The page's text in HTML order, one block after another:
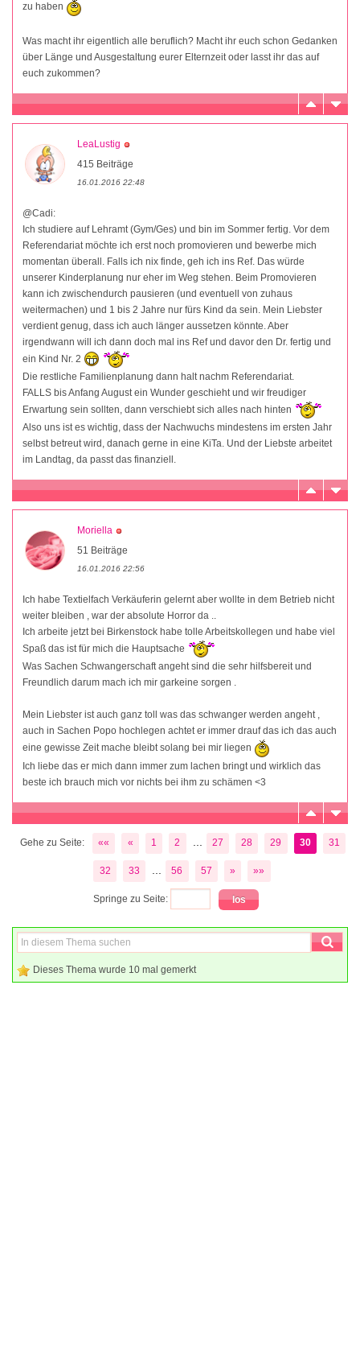
zu haben
Was macht ihr eigentlich alle beruflich? Macht ihr euch schon Gedanken
über Länge und Ausgestaltung eurer Elternzeit oder lasst ihr das auf
euch zukommen?
LeaLustig
415 Beiträge
16.01.2016 22:48
@Cadi:
Ich studiere auf Lehramt (Gym/Ges) und bin im Sommer fertig. Vor dem
Referendariat möchte ich erst noch promovieren und bewerbe mich
momentan überall. Falls ich nix finde, geh ich ins Ref. Das würde
unserer Kinderplanung nur eher im Weg stehen. Beim Promovieren
kann ich zwischendurch pausieren (und eventuell von zuhaus
weitermachen) und 1 bis 2 Jahre nur fürs Kind da sein. Mein Liebster
verdient genug, dass ich auch länger aussetzen könnte. Aber
irgendwann will ich dann doch mal ins Ref und davor den Dr. fertig und
ein Kind Nr. 2
Die restliche Familienplanung dann halt nachm Referendariat.
FALLS bis Anfang August ein Wunder geschieht und wir freudiger
Erwartung sein sollten, dann verschiebt sich alles nach hinten
Also uns ist es wichtig, dass der Nachwuchs mindestens im ersten Jahr
selbst betreut wird, danach gerne in eine KiTa. Und der Liebste arbeitet
im Landtag, da passt das finanziell.
Moriella
51 Beiträge
16.01.2016 22:56
Ich habe Textielfach Verkäuferin gelernt aber wollte in dem Betrieb nicht
weiter bleiben , war der absolute Horror da ..
Ich arbeite jetzt bei Birkenstock habe tolle Arbeitskollegen und habe viel
Spaß das ist für mich die Hauptsache
Was Sachen Schwangerschaft angeht sind die sehr hilfsbereit und
Freundlich darum mach ich mir garkeine sorgen .
Mein Liebster ist auch ganz toll was das schwanger werden angeht ,
auch in Sachen Popo hochlegen achtet er immer drauf das ich das auch
eine gewisse Zeit mache bleibt solang bei mir liegen
Ich liebe das er mich dann immer zum lachen bringt und wirklich das
beste ich brauch mich vor nichts bei ihm zu schämen <3
Gehe zu Seite: «« « 1 2 ... 27 28 29 30 31
32 33 56 57 » »»
Springe zu Seite:
Dieses Thema wurde 10 mal gemerkt